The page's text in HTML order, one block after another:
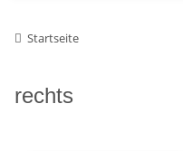
Startseite
rechts